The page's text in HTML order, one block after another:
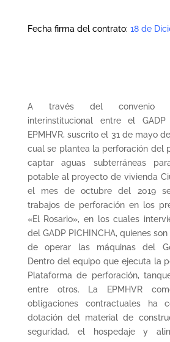
Fecha firma del contrato: 18 de
A través del convenio
interinstitucional entre el
EPMHVR, suscrito el 31 de mayo
cual se plantea la perforación del
captar aguas subterráneas
potable al proyecto de vivienda
el mes de octubre del 2019
trabajos de perforación en los
«El Rosario», en los cuales
del GADP PICHINCHA, quienes
de operar las máquinas del
Dentro del equipo que ejecuta la
Plataforma de perforación,
entre otros. La EPMHVR
obligaciones contractuales ha
dotación del material de
seguridad, el hospedaje y